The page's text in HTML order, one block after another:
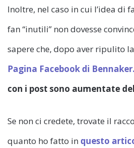
Inoltre, nel caso in cui l’idea di
fan “inutili” non dovesse
sapere che, dopo aver ripulito
Pagina Facebook di
con i post sono aumentate
Se non ci credete, trovate il
quanto ho fatto in questo